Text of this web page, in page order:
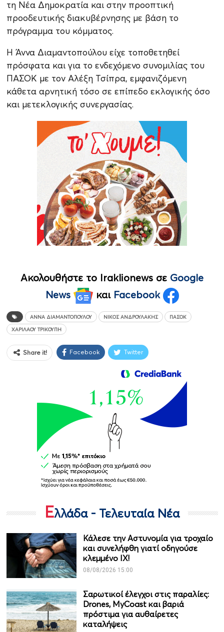
τη Νέα Δημοκρατία και στην προοπτική
προοδευτικής διακυβέρνησης με βάση το
πρόγραμμα του κόμματος.
Η Άννα Διαμαντοπούλου είχε τοποθετηθεί
πρόσφατα και για το ενδεχόμενο συνομιλίας του
ΠΑΣΟΚ με τον Αλέξη Τσίπρα, εμφανιζόμενη
κάθετα αρνητική τόσο σε επίπεδο εκλογικής όσο
και μετεκλογικής συνεργασίας.
Ακολουθήστε το Iraklionews σε Google
News
και Facebook
ΆΝΝΑ ΔΙΑΜΑΝΤΟΠΟΎΛΟΥ ΝΊΚΟΣ ΑΝΔΡΟΥΛΆΚΗΣ ΠΑΣΟΚ
ΧΑΡΙΛΆΟΥ ΤΡΙΚΟΎΠΗ
Share it! Facebook Twitter
Ελλάδα - Τελευταία Νέα
Κάλεσε την Αστυνομία για τροχαίο
και συνελήφθη γιατί οδηγούσε
κλεμμένο ΙΧ!
08/08/2026 15:00
Σαρωτικοί έλεγχοι στις παραλίες:
Drones, MyCoast και βαριά
πρόστιμα για αυθαίρετες
καταλήψεις